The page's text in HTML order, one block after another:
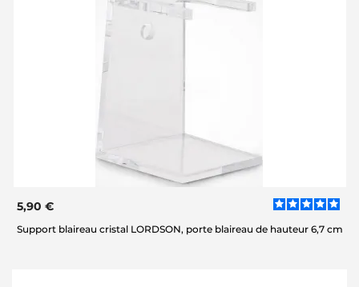
5,90 €
Support blaireau cristal LORDSON, porte blaireau de hauteur 6,7 cm